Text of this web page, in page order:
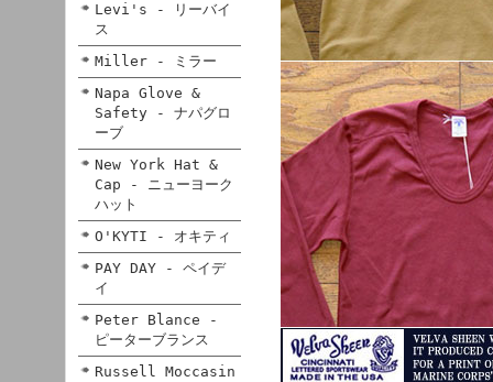
Levi's - リーバイ
ス
Miller - ミラー
Napa Glove &
Safety - ナパグロ
ーブ
New York Hat &
Cap - ニューヨーク
ハット
O'KYTI - オキティ
PAY DAY - ペイデ
イ
Peter Blance -
ピーターブランス
Russell Moccasin